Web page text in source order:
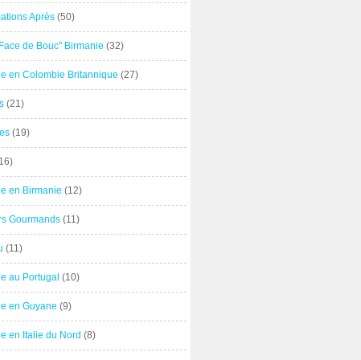
Après (50)
de Bouc" Birmanie (32)
en Colombie Britannique (27)
(21)
(19)
en Birmanie (12)
Gourmands (11)
(11)
au Portugal (10)
en Guyane (9)
en Italie du Nord (8)